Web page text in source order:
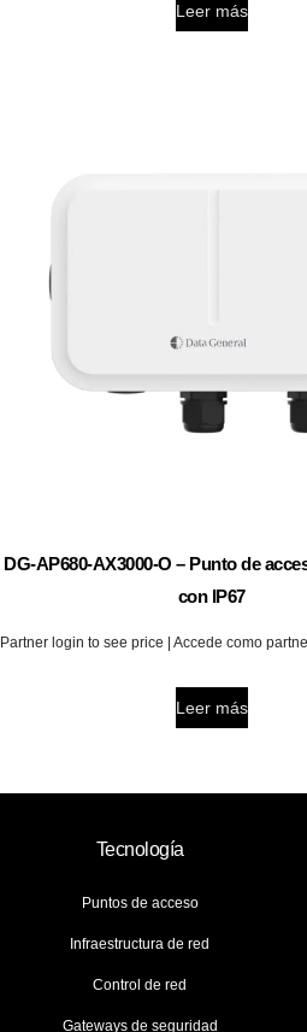
Leer más
DG-AP680-AX3000-O – Punto de
con IP67
Partner login to see price | Accede como
Leer más
Tecnología
Puntos de acceso
Infraestructura de red
Control de red
Gateways de seguridad